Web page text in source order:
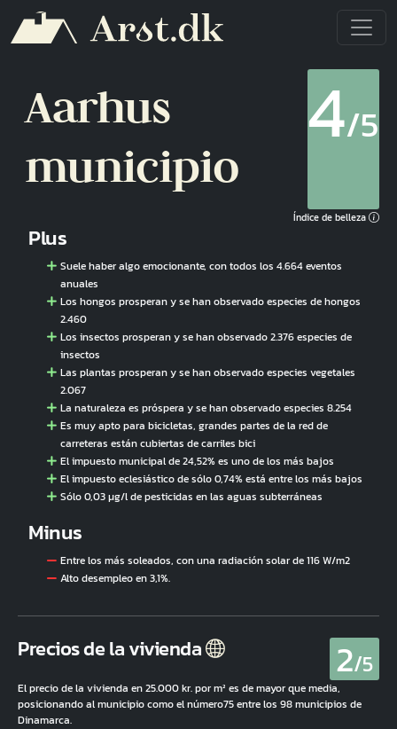
Aarhus
municipio
4/5
Índice de belleza
Plus
Suele haber algo emocionante, con todos los 4.664 eventos
anuales
Los hongos prosperan y se han observado especies de hongos
2.460
Los insectos prosperan y se han observado 2.376 especies de
insectos
Las plantas prosperan y se han observado especies vegetales
2.067
La naturaleza es próspera y se han observado especies 8.254
Es muy apto para bicicletas, grandes partes de la red de
carreteras están cubiertas de carriles bici
El impuesto municipal de 24,52% es uno de los más bajos
El impuesto eclesiástico de sólo 0,74% está entre los más bajos
Sólo 0,03 µg/l de pesticidas en las aguas subterráneas
Minus
Entre los más soleados, con una radiación solar de 116 W/m2
Alto desempleo en 3,1%.
Precios de la vivienda 2/5
El precio de la vivienda en 25.000 kr. por m² es de mayor que media,
posicionando al municipio como el número75 entre los 98 municipios de
Dinamarca.